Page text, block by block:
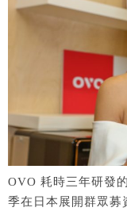
OVO 耗時三年研發
季在日本展開群眾募